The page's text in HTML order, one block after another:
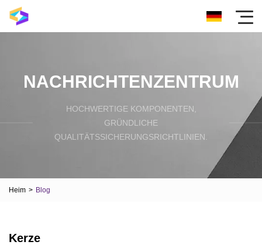
NACHRICHTENZENTRUM
HOCHWERTIGE KOMPONENTEN,
GRÜNDLICHE
QUALITÄTSSICHERUNGSRICHTLINIEN.
Heim > Blog
Kerze